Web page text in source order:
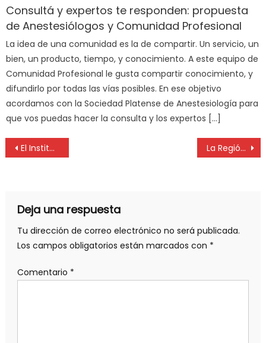
Consultá y expertos te responden: propuesta
de Anestesiólogos y Comunidad Profesional
La idea de una comunidad es la de compartir. Un servicio, un
bien, un producto, tiempo, y conocimiento. A este equipo de
Comunidad Profesional le gusta compartir conocimiento, y
difundirlo por todas las vías posibles. En ese objetivo
acordamos con la Sociedad Platense de Anestesiología para
que vos puedas hacer la consulta y los expertos […]
El Instituto Superior de Formación Técnica N° 8 presenta “La Expo del 8” La Región se vistió de rosa en la lucha contra el cáncer de mama
Deja una respuesta
Tu dirección de correo electrónico no será publicada.
Los campos obligatorios están marcados con *
Comentario *